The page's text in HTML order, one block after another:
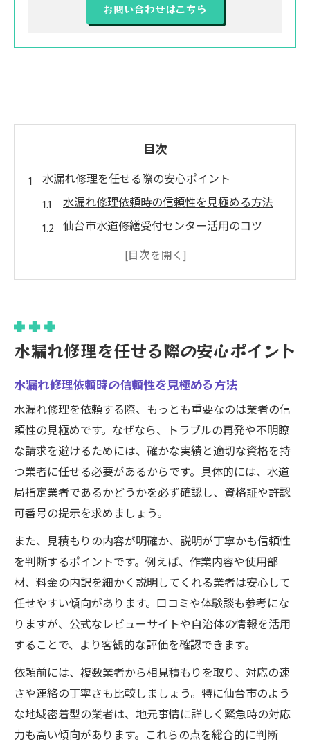
お問い合わせはこちら
目次
水漏れ修理を任せる際の安心ポイント
水漏れ修理依頼時の信頼性を見極める方法
仙台市水道修繕受付センター活用のコツ
水漏れ修理で悪質業者を避けるチェックポ
突然の水漏れトラブル対処法を解説
水漏れ修理前にまず確認したい応急処置
トラブル時に仙台市水道局へ連絡する判断
基準
水道がチョロチョロ出る場合の原因と修理
法
水漏れ修理に必要な情報収集のポイント
水道トラブルで慌てないための対策術
仙台市の水漏れ修理で信頼できる選択肢
水漏れ修理で信頼される業者選びの基準
仙台市水道局指定業者を選ぶ安心感
水漏れ修理の口コミや評価を活用する方法
水漏れトラブル時の相談窓口を知っておく
利点
水漏れ修理依頼時の見積もり比較の重要性
安心感が得られる水漏れ修理の手順紹介
水漏れ修理の基本手順と事前確認事項
仙台市水道修繕受付センター利用時の流れ
水漏れ修理を任せる際の安心ポイント
水漏れ修理依頼時の信頼性を見極める方法
水漏れ修理を依頼する際、もっとも重要なのは業者の信
頼性の見極めです。なぜなら、トラブルの再発や不明瞭
な請求を避けるためには、確かな実績と適切な資格を持
つ業者に任せる必要があるからです。具体的には、水道
局指定業者であるかどうかを必ず確認し、資格証や許認
可番号の提示を求めましょう。
また、見積もりの内容が明確か、説明が丁寧かも信頼性
を判断するポイントです。例えば、作業内容や使用部
材、料金の内訳を細かく説明してくれる業者は安心して
任せやすい傾向があります。口コミや体験談も参考にな
りますが、公式なレビューサイトや自治体の情報を活用
することで、より客観的な評価を確認できます。
依頼前には、複数業者から相見積もりを取り、対応の速
さや連絡の丁寧さも比較しましょう。特に仙台市のよう
な地域密着型の業者は、地元事情に詳しく緊急時の対応
力も高い傾向があります。これらの点を総合的に判断